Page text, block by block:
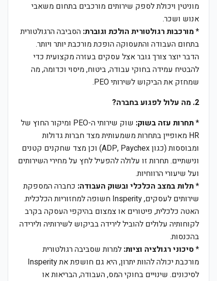
מוניטין ויכולת לספק שירותים מורכבים בתחום משאבי
אנוש ושכר.
*מורכבות רגולטורית הולכת וגוברת: הסביבה הרגולטורית
בתחום העבודה והתעסוקה הופכת מורכבת יותר ויותר.
הדבר יוצר צורך גובר אצל עסקים בעזרה מקצועית כדי
להבטיח עמידה בחוקי עבודה, ביטוח, מיסוי וכדומה, מה
שמחזק את הביקוש לשירותי PEO.
2. מה עלול לפגוע בחברה?
*תחרות עזה בשוק:
שוק שירותי ה-PEO ומיקור החוץ של
HR מאופיין בתחרות משמעותית מצד חברות גדולות
ומבוססות (כגון ADP, Paychex) וכן מצד שחקנים קטנים
ונישתיים. תחרות זו עלולה להפעיל לחץ על מחירי השירותים
ועל שיעורי הרווחיות.
*תלות במצב הכלכלי ובשוק העבודה: כחברה המספקת
שירותים לעסקים, Insperity חשופה למחזוריות הכלכלית.
האטה כלכלית, פיטורים או צמצום בהיקפי העסקה בקרב
לקוחותיה עלולים להוביל לירידה בביקוש לשירותיה ולירידה
בהכנסות.
*סיכוני רגולציה וציות: למרות שסביבה רגולטורית
מורכבת יכולה להוות יתרון, היא גם חושפת את Insperity
לסיכונים. שינויים בחוקי המס, העבודה, הבריאות או